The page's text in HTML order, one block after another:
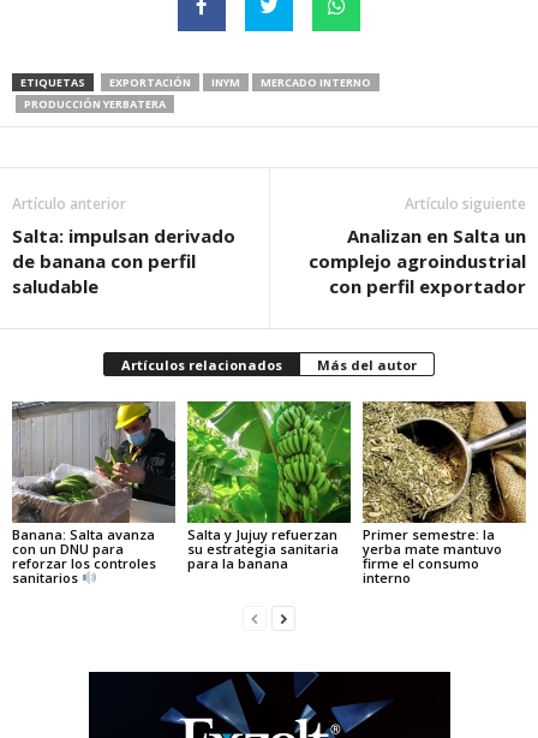
ETIQUETAS EXPORTACIÓN INYM
MERCADO INTERNO
PRODUCCIÓN YERBATERA
Artículo anterior
Salta: impulsan derivado
de banana con perfil
saludable
Artículo siguiente
Analizan en Salta un
complejo agroindustrial
con perfil exportador
Artículos relacionados Más del autor
Banana: Salta avanza
con un DNU para
reforzar los controles
sanitarios
Salta y Jujuy refuerzan
su estrategia sanitaria
para la banana
Primer semestre: la
yerba mate mantuvo
firme el consumo
interno